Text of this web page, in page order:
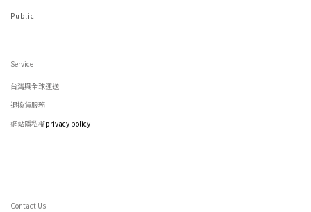
Public
Service
台灣與全球運送
退換貨服務
網站隱私權privacy policy
Contact Us